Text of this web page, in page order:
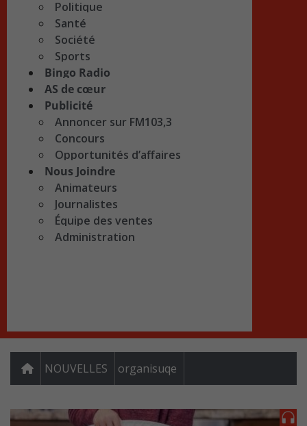
Politique
Santé
Société
Sports
Bingo Radio
AS de cœur
Publicité
Annoncer sur FM103,3
Concours
Opportunités d’affaires
Nous Joindre
Animateurs
Journalistes
Équipe des ventes
Administration
NOUVELLES organisuqe